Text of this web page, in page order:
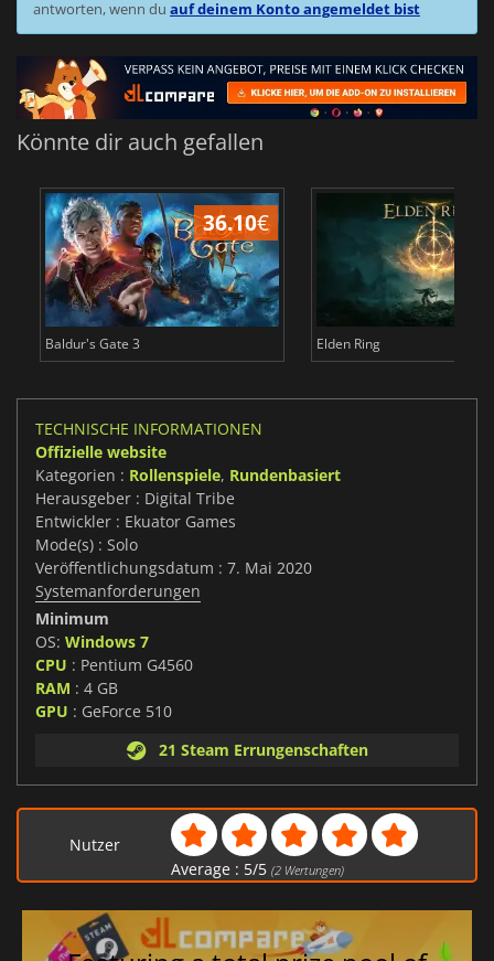
antworten, wenn du auf deinem Konto angemeldet bist
Könnte dir auch gefallen
36.10€
Baldur's Gate 3 Elden Ring
TECHNISCHE INFORMATIONEN
Offizielle website
Kategorien : Rollenspiele, Rundenbasiert
Herausgeber : Digital Tribe
Entwickler : Ekuator Games
Mode(s) : Solo
Veröffentlichungsdatum : 7. Mai 2020
Systemanforderungen
Minimum
OS: Windows 7
CPU : Pentium G4560
RAM : 4 GB
GPU : GeForce 510
21 Steam Errungenschaften
Nutzer
Average : 5/5 (2Wertungen)